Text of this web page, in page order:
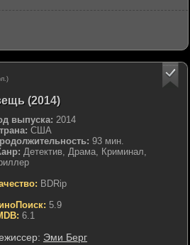
(2014)
выпуска: 2014
США
93 мин.
Детектив, Драма, Криминал,
BDRip
5.9
6.1
Эми Берг